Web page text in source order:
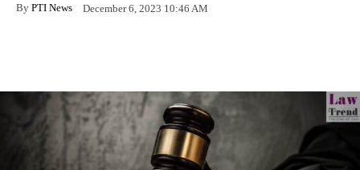
By PTI News December 6, 2023 10:46 AM